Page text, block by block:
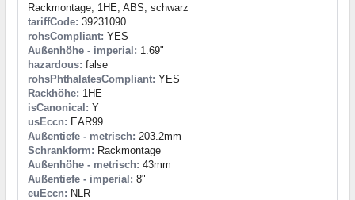
Rackmontage, 1HE, ABS, schwarz
tariffCode: 39231090
rohsCompliant: YES
Außenhöhe - imperial: 1.69"
hazardous: false
rohsPhthalatesCompliant: YES
Rackhöhe: 1HE
isCanonical: Y
usEccn: EAR99
Außentiefe - metrisch: 203.2mm
Schrankform: Rackmontage
Außenhöhe - metrisch: 43mm
Außentiefe - imperial: 8"
euEccn: NLR